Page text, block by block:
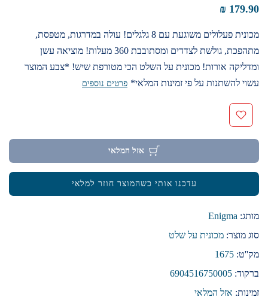
179.90 ₪
מכונית פעלולים משוגעת עם 8 גלגלים! עולה במדרגות, מטפסת,
מתהפכת, גולשת לצדדים ומסתובבת 360 מעלות! מוציאה עשן
ומדליקה אורות! מכונית על השלט הכי מטורפת שיש! *צבע המוצר
עשוי להשתנות על פי זמינות המלאי* פרטים נוספים
אזל המלאי
עדכנו אותי כשהמוצר חוזר למלאי
מותג: Enigma
סוג מוצר: מכונית על שלט
מק''ט: 1675
ברקוד: 6904516750005
זמינות: אזל המלאי